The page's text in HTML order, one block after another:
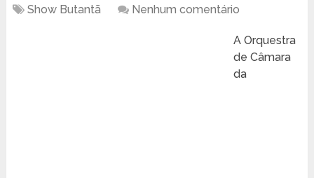
Show Butantã Nenhum comentário
A Orquestra
de Câmara
da